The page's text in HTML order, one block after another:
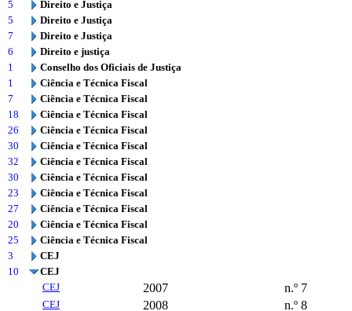
5
Direito e Justiça
5
Direito e Justiça
7
Direito e Justiça
6
Direito e justiça
1
Conselho dos Oficiais de Justiça
1
Ciência e Técnica Fiscal
7
Ciência e Técnica Fiscal
18
Ciência e Técnica Fiscal
26
Ciência e Técnica Fiscal
30
Ciência e Técnica Fiscal
32
Ciência e Técnica Fiscal
30
Ciência e Técnica Fiscal
23
Ciência e Técnica Fiscal
27
Ciência e Técnica Fiscal
20
Ciência e Técnica Fiscal
25
Ciência e Técnica Fiscal
3
CEJ
10
CEJ
CEJ
2007 n.º 7
CEJ 2008 n.º 8